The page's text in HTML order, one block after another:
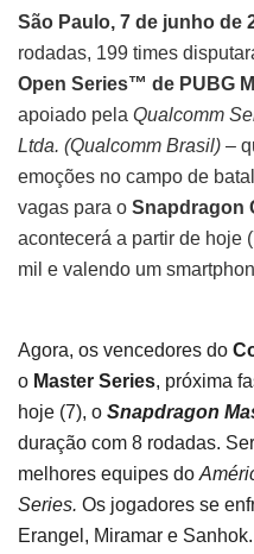
São Paulo, 7 de junho de
rodadas, 199 times
Open Series™ de PUBG
apoiado pela Qualcomm
Ltda. (Qualcomm Brasil) –
emoções no campo de
vagas para o Snapdragon
acontecerá a partir de hoje
mil e valendo um
Agora, os vencedores do
o Master Series, próxima
hoje (7), o Snapdragon
duração com 8 rodadas.
melhores equipes do
Series. Os jogadores se
Erangel, Miramar e